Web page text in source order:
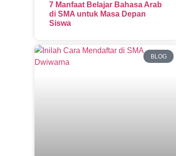
7 Manfaat Belajar Bahasa Arab
di SMA untuk Masa Depan
Siswa
BLOG